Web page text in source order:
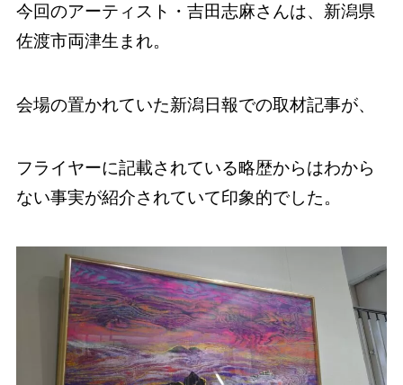
今回のアーティスト・吉田志麻さんは、新潟県
佐渡市両津生まれ。
会場の置かれていた新潟日報での取材記事が、
フライヤーに記載されている略歴からはわから
ない事実が紹介されていて印象的でした。